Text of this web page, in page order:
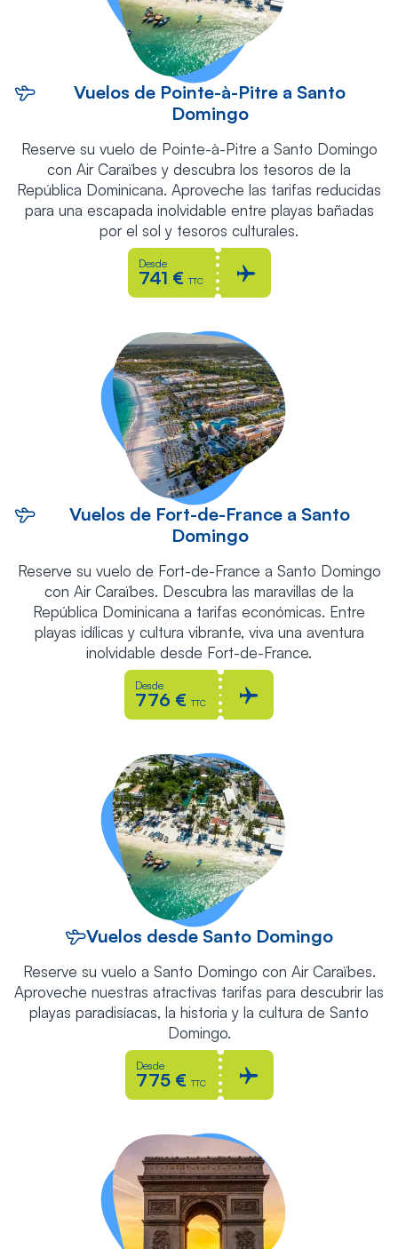
Vuelos de Pointe-à-Pitre a Santo
Domingo
Reserve su vuelo de Pointe-à-Pitre a Santo Domingo
con Air Caraïbes y descubra los tesoros de la
República Dominicana. Aproveche las tarifas reducidas
para una escapada inolvidable entre playas bañadas
por el sol y tesoros culturales.
Desde
741 € TTC
Vuelos de Fort-de-France a Santo
Domingo
Reserve su vuelo de Fort-de-France a Santo Domingo
con Air Caraïbes. Descubra las maravillas de la
República Dominicana a tarifas económicas. Entre
playas idílicas y cultura vibrante, viva una aventura
inolvidable desde Fort-de-France.
Desde
776 € TTC
Vuelos desde Santo Domingo
Reserve su vuelo a Santo Domingo con Air Caraïbes.
Aproveche nuestras atractivas tarifas para descubrir las
playas paradisíacas, la historia y la cultura de Santo
Domingo.
Desde
775 € TTC